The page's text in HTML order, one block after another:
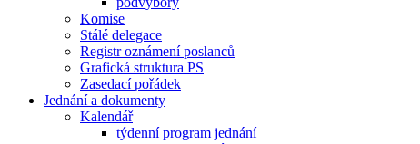
Komise
Stálé delegace
Registr oznámení poslanců
Grafická struktura PS
Zasedací pořádek
Jednání a dokumenty
Kalendář
týdenní program jednání